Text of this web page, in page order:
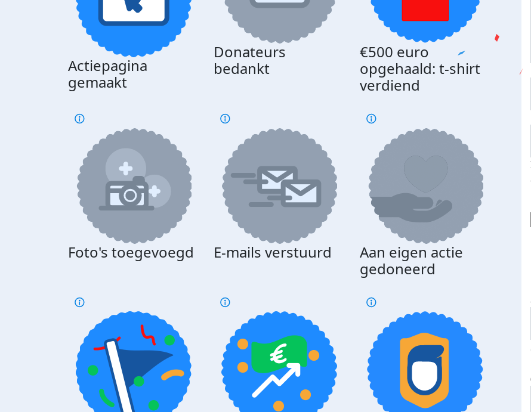
Actiepagina
gemaakt
Donateurs
bedankt
€500 euro
opgehaald: t-shirt
verdiend
Foto's toegevoegd E-mails verstuurd
Aan eigen actie
gedoneerd